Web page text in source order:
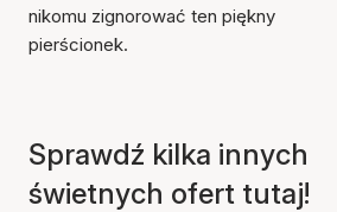
Przedmiot został dodany
do koszyka
nikomu zignorować ten piękny
pierścionek.
Sprawdź kilka innych
świetnych ofert tutaj!